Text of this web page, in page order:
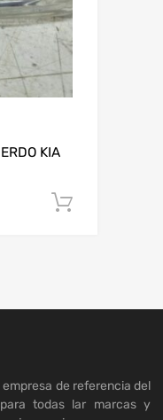
KIA
de referencia del
todas lar marcas y